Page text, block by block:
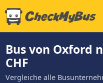
Bus von Oxford
CHF
Vergleiche alle